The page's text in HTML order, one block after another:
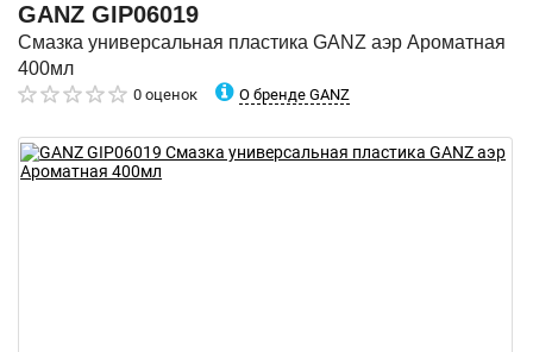
GANZ GIP06019
Смазка универсальная пластика GANZ аэр Ароматная
400мл
0 оценок О бренде GANZ